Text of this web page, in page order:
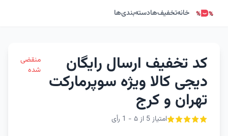
خانهتخفیف‌هادسته‌بندی‌ها
کد تخفیف ارسال رایگان
دیجی کالا ویژه سوپرمارکت
تهران و کرج
امتیاز 5 از ۵ - 1 رأی
منقضی
شده